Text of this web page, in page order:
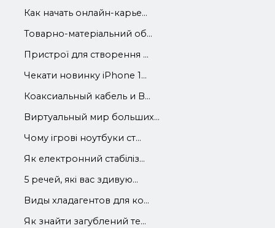
Как начать онлайн-карье...
Товарно-матеріальний об...
Пристрої для створення ...
Чекати новинку iPhone 1...
Коаксиальный кабель и В...
Виртуальный мир больших...
Чому ігрові ноутбуки ст...
Як електронний стабіліз...
5 речей, які вас здивую...
Виды хладагентов для ко...
Як знайти загублений те...